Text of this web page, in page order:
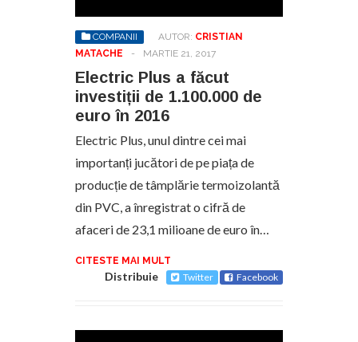
COMPANII AUTOR: CRISTIAN
MATACHE
- MARTIE 21, 2017
Electric Plus a făcut
investiții de 1.100.000 de
euro în 2016
Electric Plus, unul dintre cei mai
importanți jucători de pe piața de
producție de tâmplărie termoizolantă
din PVC, a înregistrat o cifră de
afaceri de 23,1 milioane de euro în…
CITESTE MAI MULT
Distribuie Twitter Facebook